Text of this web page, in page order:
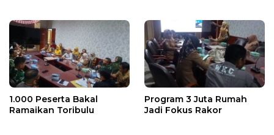
1.000 Peserta Bakal
Ramaikan Toribulu
Program 3 Juta Rumah
Jadi Fokus Rakor